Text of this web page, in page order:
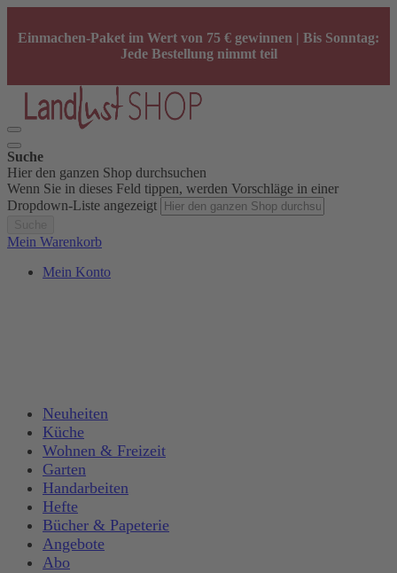
Einmachen-Paket im Wert von 75 € gewinnen | Bis Sonntag:
Jede Bestellung nimmt teil
Suche
Hier den ganzen Shop durchsuchen
Wenn Sie in dieses Feld tippen, werden Vorschläge in einer
Dropdown-Liste angezeigt
Mein Warenkorb
Mein Konto
Neuheiten
Küche
Wohnen & Freizeit
Garten
Handarbeiten
Hefte
Bücher & Papeterie
Angebote
Abo